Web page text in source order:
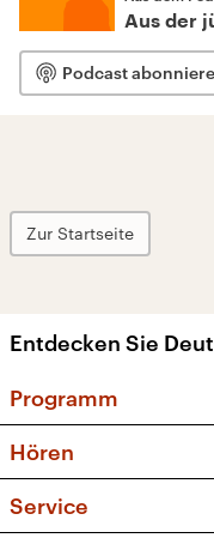
Aus der
Podcast
Zur Startseite
Entdecken Sie
Programm
Sendungen
Musikliste
Hören
Service